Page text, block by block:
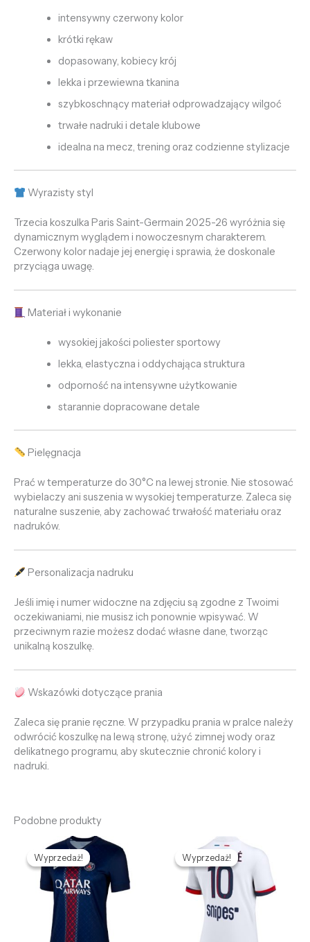
intensywny czerwony kolor
krótki rękaw
dopasowany, kobiecy krój
lekka i przewiewna tkanina
szybkoschnący materiał odprowadzający wilgoć
trwałe nadruki i detale klubowe
idealna na mecz, trening oraz codzienne stylizacje
Wyrazisty styl
Trzecia koszulka Paris Saint-Germain 2025-26 wyróżnia się
dynamicznym wyglądem i nowoczesnym charakterem.
Czerwony kolor nadaje jej energię i sprawia, że doskonale
przyciąga uwagę.
Materiał i wykonanie
wysokiej jakości poliester sportowy
lekka, elastyczna i oddychająca struktura
odporność na intensywne użytkowanie
starannie dopracowane detale
Pielęgnacja
Prać w temperaturze do 30°C na lewej stronie. Nie stosować
wybielaczy ani suszenia w wysokiej temperaturze. Zaleca się
naturalne suszenie, aby zachować trwałość materiału oraz
nadruków.
Personalizacja nadruku
Jeśli imię i numer widoczne na zdjęciu są zgodne z Twoimi
oczekiwaniami, nie musisz ich ponownie wpisywać. W
przeciwnym razie możesz dodać własne dane, tworząc
unikalną koszulkę.
Wskazówki dotyczące prania
Zaleca się pranie ręczne. W przypadku prania w pralce należy
odwrócić koszulkę na lewą stronę, użyć zimnej wody oraz
delikatnego programu, aby skutecznie chronić kolory i
nadruki.
Podobne produkty
Wyprzedaż!
Wyprzedaż!
Pierwotna
cena
wynosiła:
478,96 zł.
Aktualna
cena
wynosi:
132,69 zł.
Wyprzedaż!
Wyprzedaż!
Pierwotna
cena
wynosiła:
478,96 zł.
cena
wynosi:
132,69 zł.